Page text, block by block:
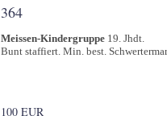
364
Meissen-Kindergruppe 19. Jhdt.
Bunt staffiert. Min. best.
100 EUR